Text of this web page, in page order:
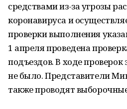
средствами из-за угрозы
коронавируса и
проверки выполнения
1 апреля проведена
подъездов. В ходе
не было. Представители
также проводят